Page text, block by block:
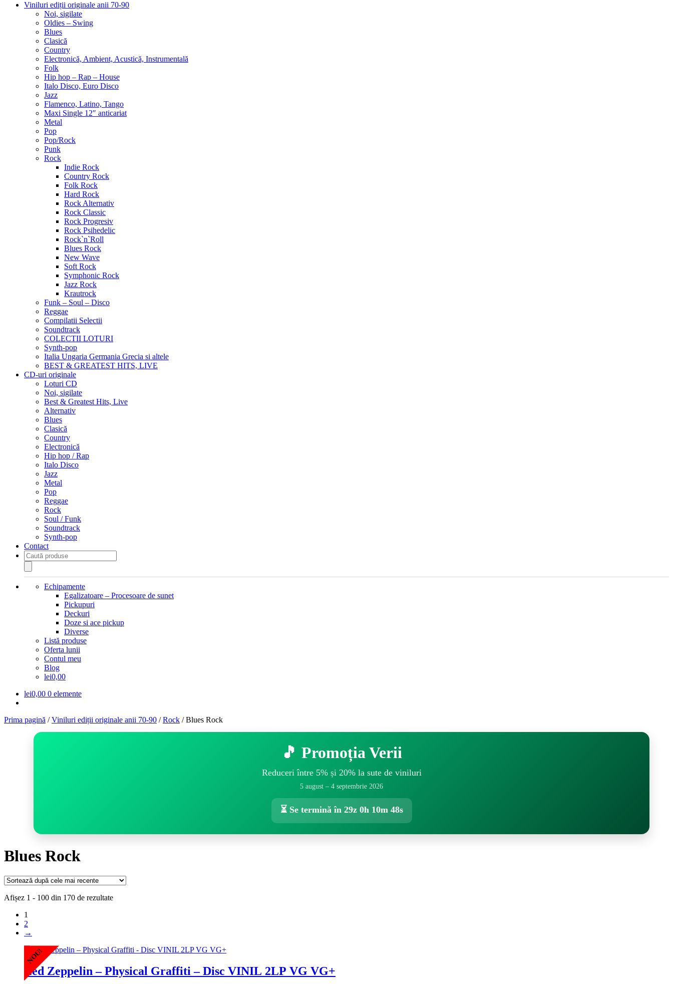
Viniluri ediții originale anii 70-90
Noi, sigilate
Oldies – Swing
Blues
Clasică
Country
Electronică, Ambient, Acustică, Instrumentală
Folk
Hip hop – Rap – House
Italo Disco, Euro Disco
Jazz
Flamenco, Latino, Tango
Maxi Single 12″ anticariat
Metal
Pop
Pop/Rock
Punk
Rock
Indie Rock
Country Rock
Folk Rock
Hard Rock
Rock Alternativ
Rock Classic
Rock Progresiv
Rock Psihedelic
Rock`n`Roll
Blues Rock
New Wave
Soft Rock
Symphonic Rock
Jazz Rock
Krautrock
Funk – Soul – Disco
Reggae
Compilatii Selectii
Soundtrack
COLECTII LOTURI
Synth-pop
Italia Ungaria Germania Grecia si altele
BEST & GREATEST HITS, LIVE
CD-uri originale
Loturi CD
Noi, sigilate
Best & Greatest Hits, Live
Alternativ
Blues
Clasică
Country
Electronică
Hip hop / Rap
Italo Disco
Jazz
Metal
Pop
Reggae
Rock
Soul / Funk
Soundtrack
Synth-pop
Contact
Products
search
Echipamente
Egalizatoare – Procesoare de sunet
Pickupuri
Deckuri
Doze si ace pickup
Diverse
Listă produse
Oferta lunii
Contul meu
Blog
lei0,00
lei0,00 0 elemente
Prima pagină /Viniluri ediții originale anii 70-90 /Rock /Blues Rock
🎵 Promoția Verii
Reduceri între 5% și 20% la sute de viniluri
5 august – 4 septembrie 2026
⏳ Se termină în 29z 0h 10m 48s
Blues Rock
Afișez 1 - 100 din 170 de rezultateSortat
1
2
→
NOU!
Led Zeppelin – Physical Graffiti – Disc VINIL 2LP VG VG+